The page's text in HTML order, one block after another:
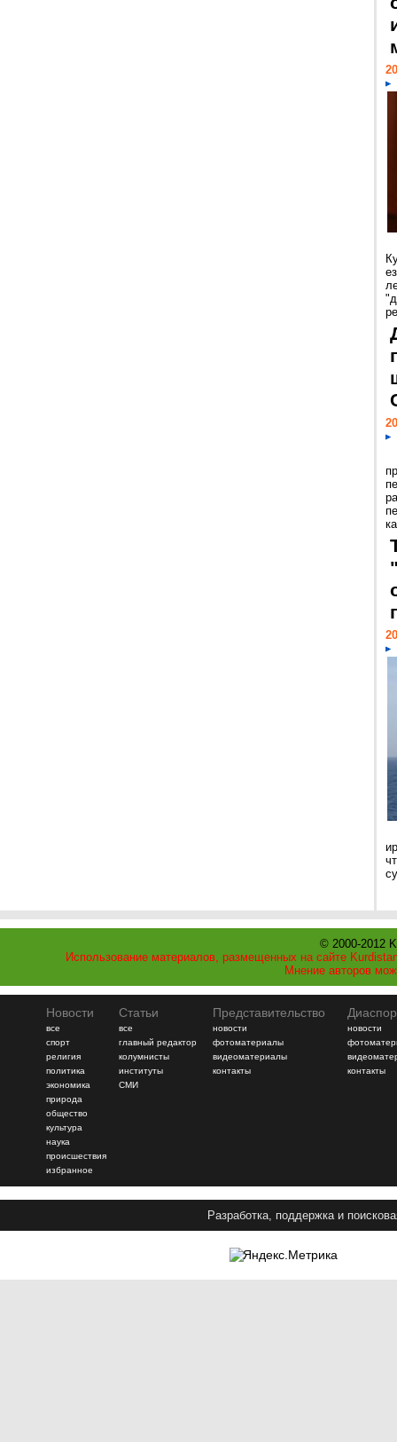
© 2000-2012
Использование материалов, размещенных на сайте
Мнение авторов
Новости
все
спорт
религия
политика
экономика
природа
общество
культура
наука
происшествия
избранное
Статьи
все
главный редактор
колумнисты
институты
СМИ
Представительство
новости
фотоматериалы
видеоматериалы
контакты
новости
контакты
Разработка, поддержка и